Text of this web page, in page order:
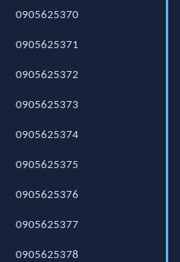
0905625370
0905625371
0905625372
0905625373
0905625374
0905625375
0905625376
0905625377
0905625378